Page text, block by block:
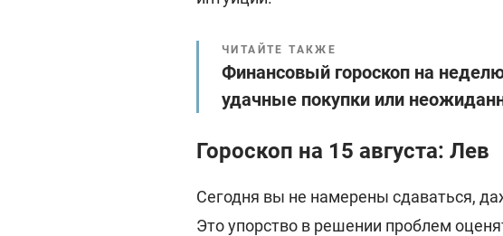
ЧИТАЙТЕ ТАКЖЕ
Финансовый гороскоп на
удачные покупки или
Гороскоп на 15 августа: Лев
Сегодня вы не намерены сдаваться,
Это упорство в решении проблем